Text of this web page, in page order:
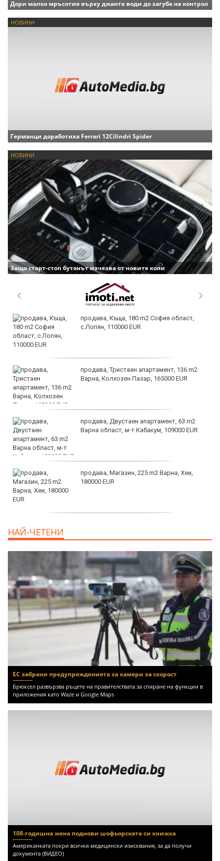
Дори малко мръсотия върху джанта води до загуба на контрол
НОВИНИ
Германци доработиха Ferrari 12Cilindri Spider
НОВИНИ
Защо старт-стоп бутонът изчезва от новите коли
продава, Къща, 180 m2 София област,
с.Лопян, 110000 EUR
продава, Тристаен апартамент, 136 m2
Варна, Колхозен Пазар, 165000 EUR
продава, Двустаен апартамент, 63 m2
Варна област, м-т Кабакум, 109000 EUR
продава, Магазин, 225 m2 Варна, Хеи,
180000 EUR
НАЙ-ЧЕТЕНИ
ЕС забрани предупрежденията за камери за скорост
Брюксел развързва ръцете на правителствата за спиране на функции в
приложения като Waze и Google Maps
108-годишна жена поднови шофьорската си книжка
Американката покри всички медицински изисквания, за да получи
документа (ВИДЕО)